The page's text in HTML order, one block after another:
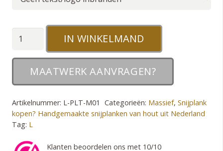
Broodplank
en
Snijplank
aantal
IN WINKELMAND
MAATWERK AANVRAGEN?
Artikelnummer: L-PLT-M01 Categorieën: Massief, Snijplank
kopen? Handgemaakte snijplanken van hout uit Nederland
Tag: L
Klanten beoordelen ons met 10/10